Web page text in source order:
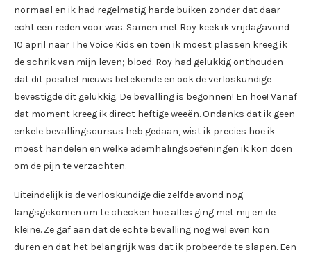
normaal en ik had regelmatig harde buiken zonder dat daar
echt een reden voor was. Samen met Roy keek ik vrijdagavond
10 april naar The Voice Kids en toen ik moest plassen kreeg ik
de schrik van mijn leven; bloed. Roy had gelukkig onthouden
dat dit positief nieuws betekende en ook de verloskundige
bevestigde dit gelukkig. De bevalling is begonnen! En hoe! Vanaf
dat moment kreeg ik direct heftige weeën. Ondanks dat ik geen
enkele bevallingscursus heb gedaan, wist ik precies hoe ik
moest handelen en welke ademhalingsoefeningen ik kon doen
om de pijn te verzachten.
Uiteindelijk is de verloskundige die zelfde avond nog
langsgekomen om te checken hoe alles ging met mij en de
kleine. Ze gaf aan dat de echte bevalling nog wel even kon
duren en dat het belangrijk was dat ik probeerde te slapen. Een